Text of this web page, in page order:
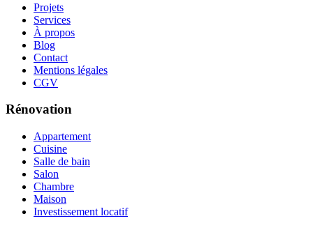
Projets
Services
À propos
Blog
Contact
Mentions légales
CGV
Rénovation
Appartement
Cuisine
Salle de bain
Salon
Chambre
Maison
Investissement locatif